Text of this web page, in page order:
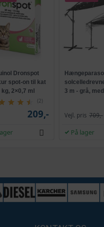
Dronspot
spot-on til kat
kg, 2×0,7 ml
(2)
209,-
3 m - grå,
Vejl. pris 709,-
På lager